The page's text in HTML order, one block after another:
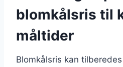
blomkålsris til
måltider
Blomkålsris kan